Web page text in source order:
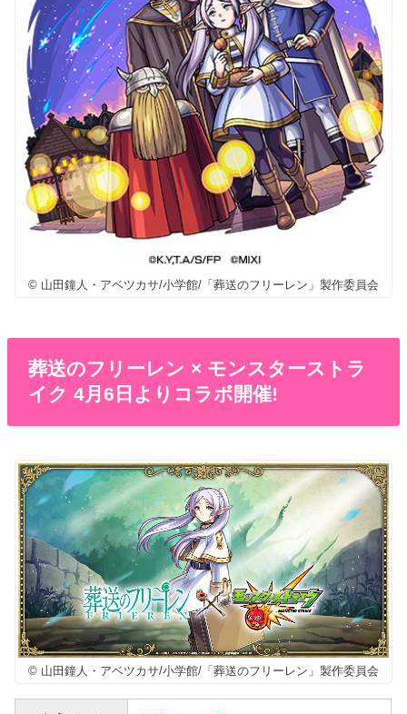
© 山田鐘人・アベツカサ/小学館/「葬送のフリーレン」製作委員会
葬送のフリーレン × モンスターストラ
イク 4月6日よりコラボ開催!
© 山田鐘人・アベツカサ/小学館/「葬送のフリーレン」製作委員会